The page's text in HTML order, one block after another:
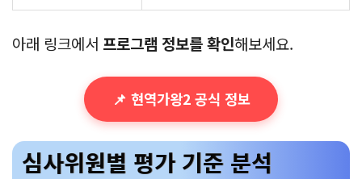
아래 링크에서 프로그램 정보를 확인해보세요.
📌 현역가왕2 공식 정보
심사위원별 평가 기준 분석